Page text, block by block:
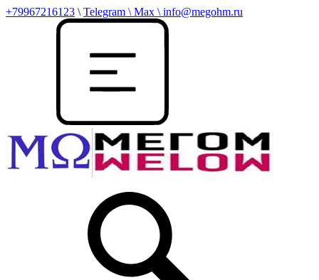
+79967216123 \ Telegram \ Max \ info@megohm.ru